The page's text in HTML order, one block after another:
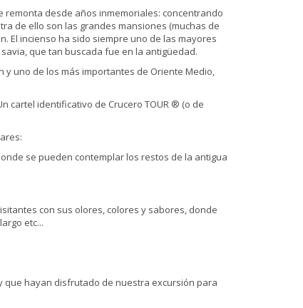
remonta desde años inmemoriales: concentrando
de ello son las grandes mansiones (muchas de
El incienso ha sido siempre uno de las mayores
que tan buscada fue en la antigüedad.
y uno de los más importantes de Oriente Medio,
cartel identificativo de Crucero TOUR ® (o de
se pueden contemplar los restos de la antigua
con sus olores, colores y sabores, donde
etc...
que hayan disfrutado de nuestra excursión para